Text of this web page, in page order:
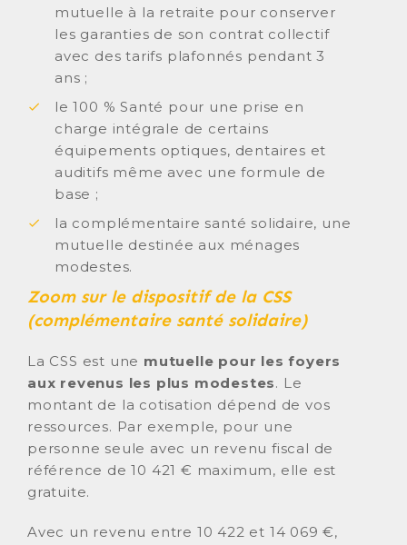
mutuelle à la retraite pour conserver
les garanties de son contrat collectif
avec des tarifs plafonnés pendant 3
ans ;
le 100 % Santé pour une prise en
charge intégrale de certains
équipements optiques, dentaires et
auditifs même avec une formule de
base ;
la complémentaire santé solidaire, une
mutuelle destinée aux ménages
modestes.
Zoom sur le dispositif de la CSS
(complémentaire santé solidaire)
La CSS est une mutuelle pour les foyers
aux revenus les plus modestes. Le
montant de la cotisation dépend de vos
ressources. Par exemple, pour une
personne seule avec un revenu fiscal de
référence de 10 421 € maximum, elle est
gratuite.
Avec un revenu entre 10 422 et 14 069 €,